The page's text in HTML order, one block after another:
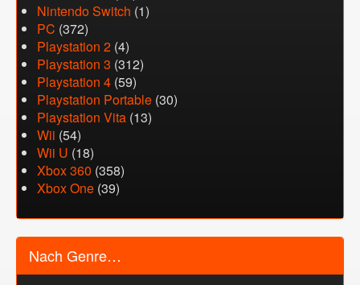
Nintendo Switch (1)
PC (372)
Playstation 2 (4)
Playstation 3 (312)
Playstation 4 (59)
Playstation Portable (30)
Playstation Vita (13)
Wii (54)
Wii U (18)
Xbox 360 (358)
Xbox One (39)
Nach Genre…